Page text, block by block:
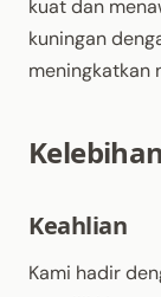
kuat dan
kuningan
meningkatkan
Keahlian
Kami hadir